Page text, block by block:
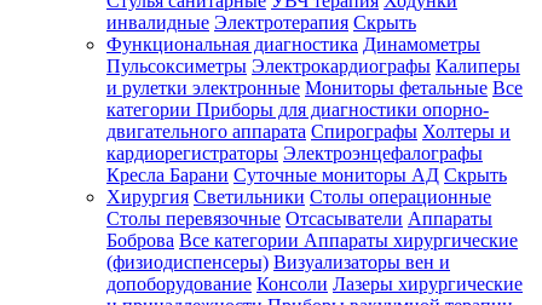
инвалидные Электротерапия Скрыть
Функциональная диагностика Динамометры
Пульсоксиметры Электрокардиографы Калиперы
и рулетки электронные Мониторы фетальные Все
категории Приборы для диагностики опорно-
двигательного аппарата Спирографы Холтеры и
кардиорегистраторы Электроэнцефалографы
Кресла Барани Суточные мониторы АД Скрыть
Хирургия Светильники Столы операционные
Столы перевязочные Отсасыватели Аппараты
Боброва Все категории Аппараты хирургические
(физиодиспенсеры) Визуализаторы вен и
допоборудование Консоли Лазеры хирургические